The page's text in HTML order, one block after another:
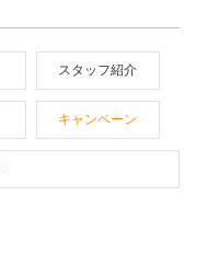
スタッフ紹介
キャンペーン